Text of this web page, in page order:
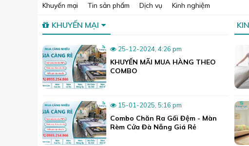
Khuyến mại Tin sản phẩm Dịch vụ Kinh nghiệm
KHUYẾN MẠI
25-12-2024, 4:26 pm
KHUYẾN MÃI MUA HÀNG THEO
COMBO
15-01-2025, 5:16 pm
Combo Chăn Ra Gối Đệm - Màn
Rèm Cửa Đà Nẵng Giá Rẻ